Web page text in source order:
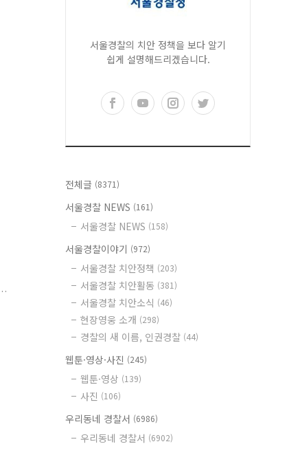
서울경찰의 치안 정책을 보다 알기
쉽게 설명해드리겠습니다.
전체글 (8371)
서울경찰 NEWS (161)
서울경찰 NEWS (158)
서울경찰이야기 (972)
서울경찰 치안정책 (203)
서울경찰 치안활동 (381)
서울경찰 치안소식 (46)
현장영웅 소개 (298)
경찰의 새 이름, 인권경찰 (44)
웹툰·영상·사진 (245)
웹툰·영상 (139)
사진 (106)
우리동네 경찰서 (6986)
우리동네 경찰서 (6902)